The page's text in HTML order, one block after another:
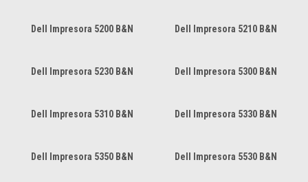
Dell Impresora 5200 B&N Dell Impresora 5210 B&N
Dell Impresora 5230 B&N Dell Impresora 5300 B&N
Dell Impresora 5310 B&N Dell Impresora 5330 B&N
Dell Impresora 5350 B&N Dell Impresora 5530 B&N